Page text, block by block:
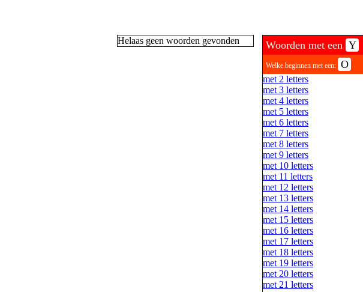
Helaas geen woorden gevonden Woorden met een Y
Welke beginnen met een: O
met 2 letters
met 3 letters
met 4 letters
met 5 letters
met 6 letters
met 7 letters
met 8 letters
met 9 letters
met 10 letters
met 11 letters
met 12 letters
met 13 letters
met 14 letters
met 15 letters
met 16 letters
met 17 letters
met 18 letters
met 19 letters
met 20 letters
met 21 letters